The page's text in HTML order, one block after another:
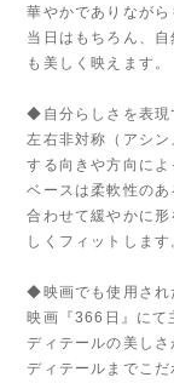
華やかでありなが
当日はもちろん、
も美しく映えます。
◆自分らしさを表現
左右非対称（アシ
する向きや方向によ
ベースは柔軟性の
合わせて緩やかに
しくフィットします
◆映画でも使用され
映画『366日』にて
ディテールの美しさ
ディテールまでこ